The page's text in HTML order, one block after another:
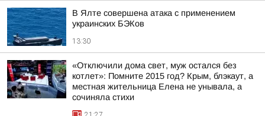
В Ялте совершена атака с применением
украинских БЭКов
13:30
«Отключили дома свет, муж остался без
котлет»: Помните 2015 год? Крым, блэкаут, а
местная жительница Елена не унывала, а
сочиняла стихи